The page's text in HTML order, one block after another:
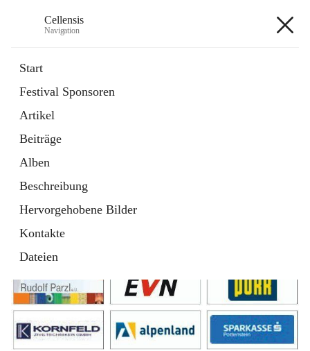
Cellensis
Navigation
Start
Festival Sponsoren
Artikel
Beiträge
Alben
Beschreibung
Hervorgehobene Bilder
Kontakte
Dateien
Festival Sponsoren